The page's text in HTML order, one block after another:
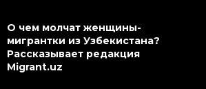
О чем молчат женщины-
мигрантки из Узбекистана?
Рассказывает редакция
Migrant.uz